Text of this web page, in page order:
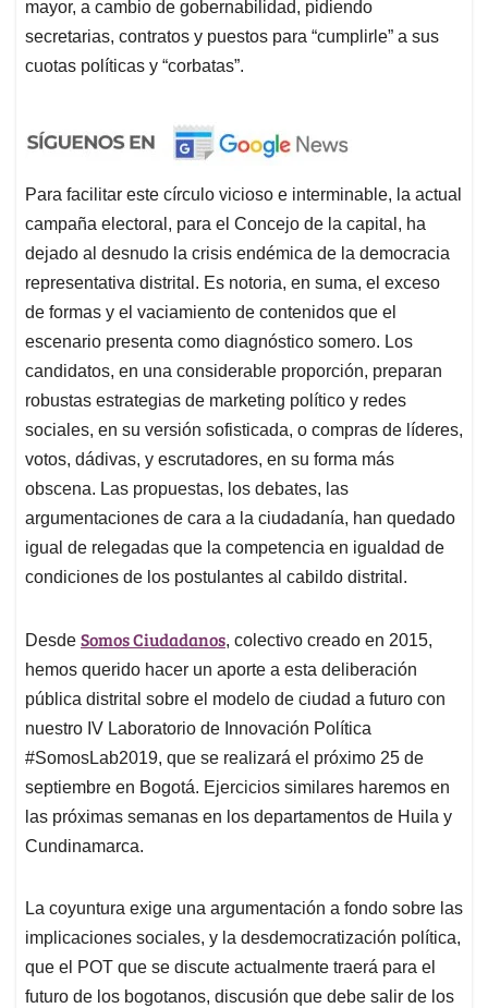
mayor, a cambio de gobernabilidad, pidiendo
secretarias, contratos y puestos para “cumplirle” a sus
cuotas políticas y “corbatas”.
Para facilitar este círculo vicioso e interminable, la actual
campaña electoral, para el Concejo de la capital, ha
dejado al desnudo la crisis endémica de la democracia
representativa distrital. Es notoria, en suma, el exceso
de formas y el vaciamiento de contenidos que el
escenario presenta como diagnóstico somero. Los
candidatos, en una considerable proporción, preparan
robustas estrategias de marketing político y redes
sociales, en su versión sofisticada, o compras de líderes,
votos, dádivas, y escrutadores, en su forma más
obscena. Las propuestas, los debates, las
argumentaciones de cara a la ciudadanía, han quedado
igual de relegadas que la competencia en igualdad de
condiciones de los postulantes al cabildo distrital.
Desde Somos Ciudadanos, colectivo creado en 2015,
hemos querido hacer un aporte a esta deliberación
pública distrital sobre el modelo de ciudad a futuro con
nuestro IV Laboratorio de Innovación Política
#SomosLab2019, que se realizará el próximo 25 de
septiembre en Bogotá. Ejercicios similares haremos en
las próximas semanas en los departamentos de Huila y
Cundinamarca.
La coyuntura exige una argumentación a fondo sobre las
implicaciones sociales, y la desdemocratización política,
que el POT que se discute actualmente traerá para el
futuro de los bogotanos, discusión que debe salir de los